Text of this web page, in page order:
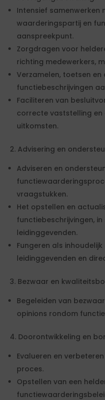
Intensief samenwerken
waarderingspartij en
aanspreekpunt.
Zorgdragen voor
richting medewerkers,
Verzamelen, toetsen en
functiebeschrijvingen
Faciliteren van
correcte vaststelling
uitkomsten.
2. Advisering en
Adviseren en
vraagstukken.
Het opstellen en
functiebeschrijvingen,
leidinggevenden.
Fungeren als
leidinggevenden en
3. Bezwaar en
Begeleiden van
opinions rondom
4. Doorontwikkeling en
Evalueren en
proces.
Opstellen van een